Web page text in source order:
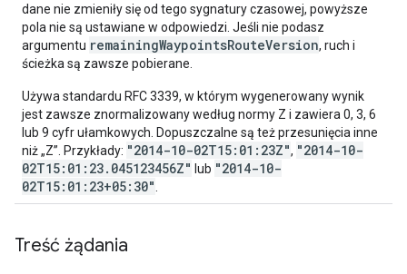
dane nie zmieniły się od tego sygnatury czasowej, powyższe
pola nie są ustawiane w odpowiedzi. Jeśli nie podasz
argumentu remainingWaypointsRouteVersion, ruch i
ścieżka są zawsze pobierane.
Używa standardu RFC 3339, w którym wygenerowany wynik
jest zawsze znormalizowany według normy Z i zawiera 0, 3, 6
lub 9 cyfr ułamkowych. Dopuszczalne są też przesunięcia inne
niż „Z”. Przykłady: "2014-10-02T15:01:23Z", "2014-10-
02T15:01:23.045123456Z" lub "2014-10-
02T15:01:23+05:30"
Treść żądania